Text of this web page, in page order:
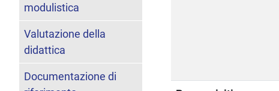
modulistica
Valutazione della
didattica
Documentazione di